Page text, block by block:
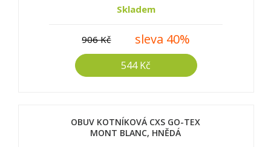
Skladem
906 Kč sleva 40%
544 Kč
OBUV KOTNÍKOVÁ CXS GO-TEX
MONT BLANC, HNĚDÁ